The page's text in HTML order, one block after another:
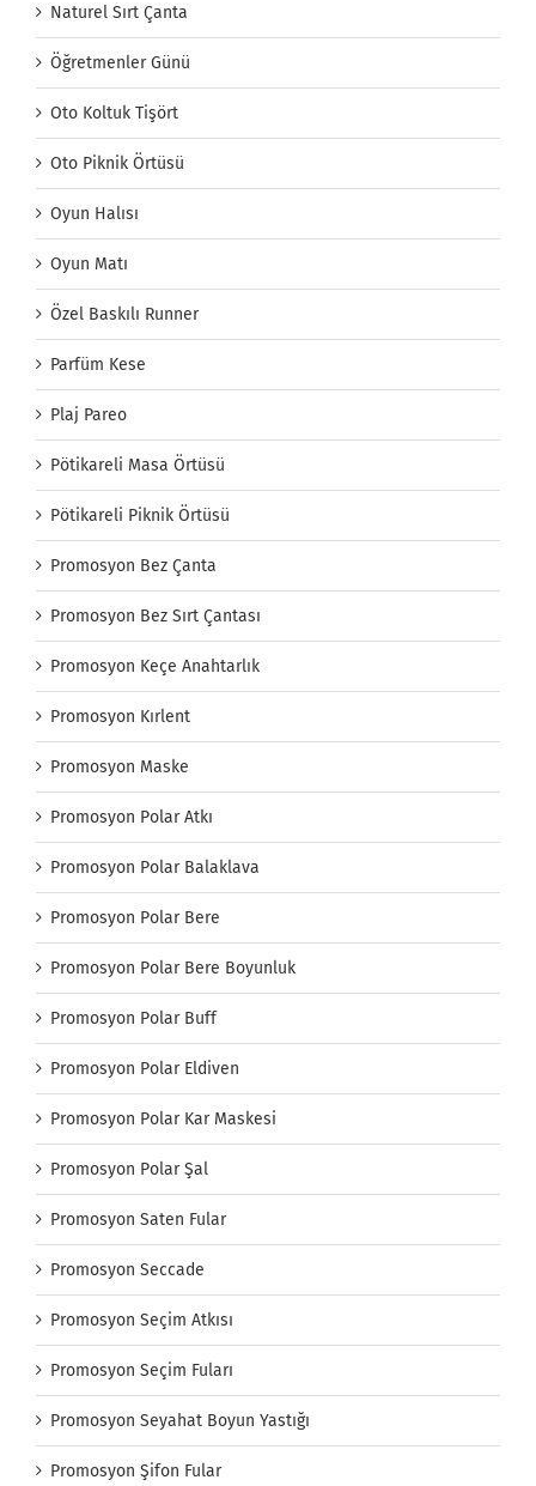
Naturel Sırt Çanta
Öğretmenler Günü
Oto Koltuk Tişört
Oto Piknik Örtüsü
Oyun Halısı
Oyun Matı
Özel Baskılı Runner
Parfüm Kese
Plaj Pareo
Pötikareli Masa Örtüsü
Pötikareli Piknik Örtüsü
Promosyon Bez Çanta
Promosyon Bez Sırt Çantası
Promosyon Keçe Anahtarlık
Promosyon Kırlent
Promosyon Maske
Promosyon Polar Atkı
Promosyon Polar Balaklava
Promosyon Polar Bere
Promosyon Polar Bere Boyunluk
Promosyon Polar Buff
Promosyon Polar Eldiven
Promosyon Polar Kar Maskesi
Promosyon Polar Şal
Promosyon Saten Fular
Promosyon Seccade
Promosyon Seçim Atkısı
Promosyon Seçim Fuları
Promosyon Seyahat Boyun Yastığı
Promosyon Şifon Fular